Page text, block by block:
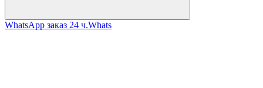
WhatsApp заказ 24 ч.Whats